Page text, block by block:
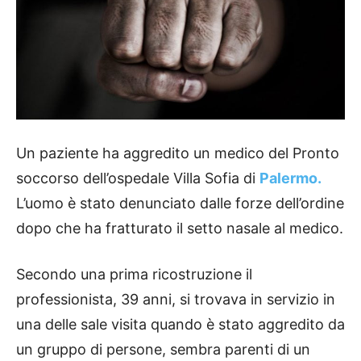
Un paziente ha aggredito un medico del Pronto
soccorso dell’ospedale Villa Sofia di Palermo.
L’uomo è stato denunciato dalle forze dell’ordine
dopo che ha fratturato il setto nasale al medico.
Secondo una prima ricostruzione il
professionista, 39 anni, si trovava in servizio in
una delle sale visita quando è stato aggredito da
un gruppo di persone, sembra parenti di un